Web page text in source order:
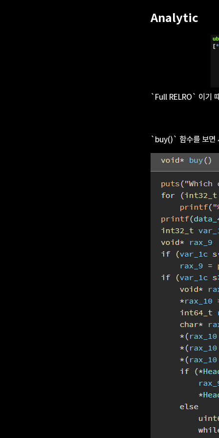
Analytic
`Full RELRO` 이기
`buy()` 함수를 보면